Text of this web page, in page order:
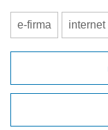
e-firma internet